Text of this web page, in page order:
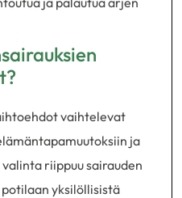
vaihtelevat
ja
riippuu sairauden
yksilöllisistä